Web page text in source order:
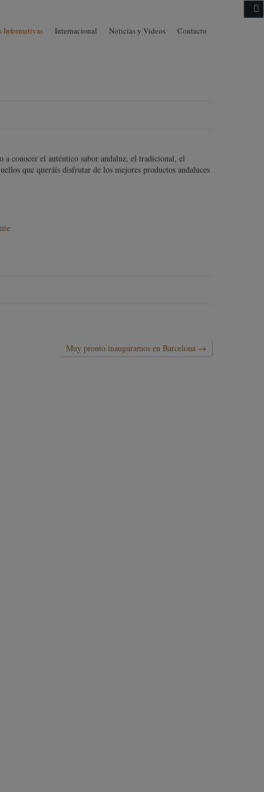
Informativas Internacional Noticias y Videos Contacto
a conocer el auténtico sabor andaluz, el tradicional, el
que queráis disfrutar de los mejores productos andaluces
Muy pronto inauguramos en Barcelona →